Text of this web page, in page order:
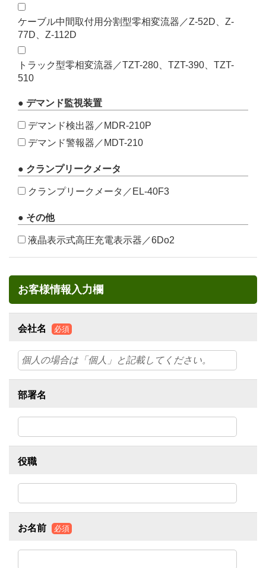
ケーブル中間取付用分割型零相変流器／Z-52D、Z-
77D、Z-112D
トラック型零相変流器／TZT-280、TZT-390、TZT-
510
● デマンド監視装置
デマンド検出器／MDR-210P
デマンド警報器／MDT-210
● クランプリークメータ
クランプリークメータ／EL-40F3
● その他
液晶表示式高圧充電表示器／6Do2
お客様情報入力欄
会社名 必須
部署名
役職
お名前 必須